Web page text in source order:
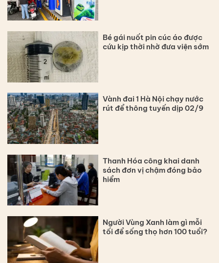
Bé gái nuốt pin cúc áo được
cứu kịp thời nhờ đưa viện sớm
Vành đai 1 Hà Nội chạy nước
rút để thông tuyến dịp 02/9
Thanh Hóa công khai danh
sách đơn vị chậm đóng bảo
hiểm
Người Vùng Xanh làm gì mỗi
tối để sống thọ hơn 100 tuổi?